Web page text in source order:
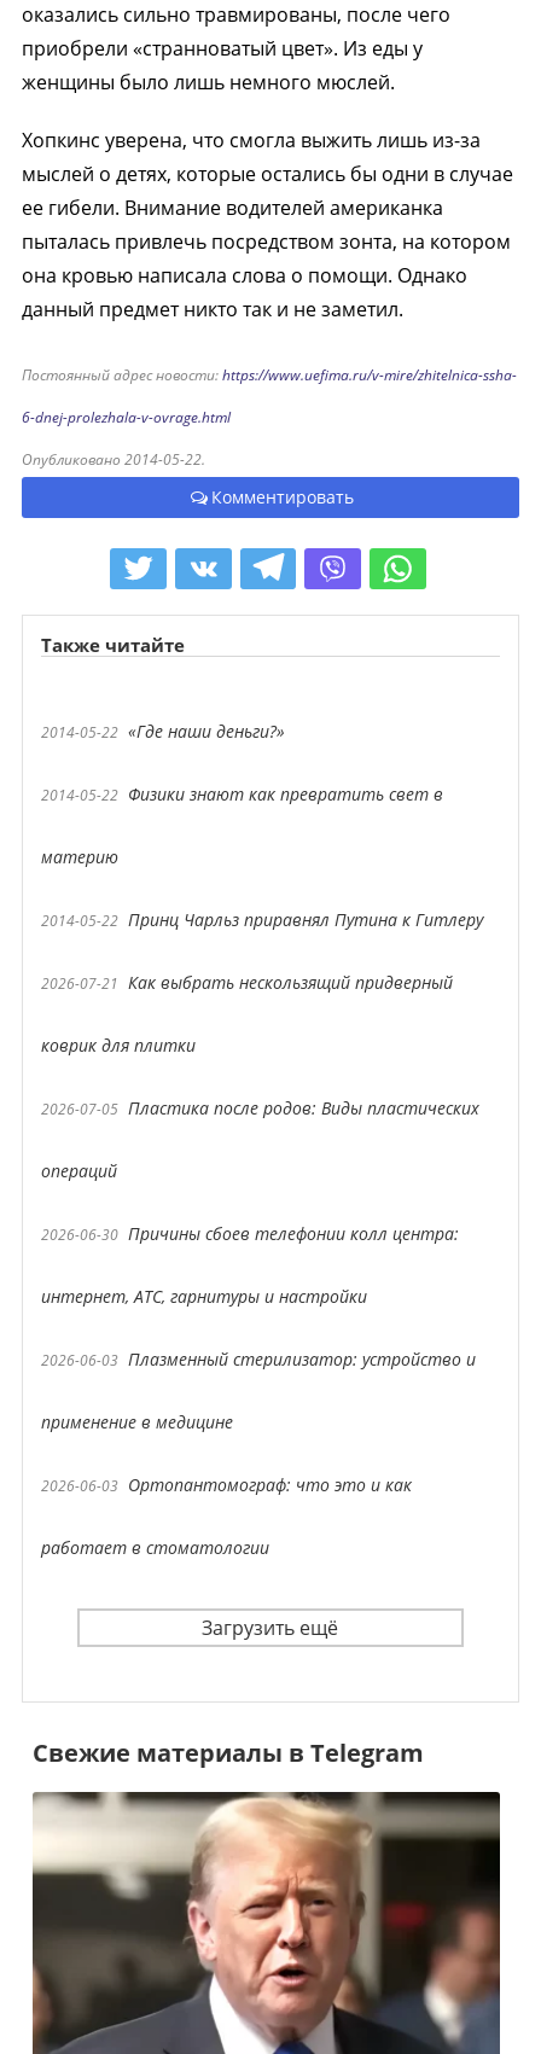
оказались сильно травмированы, после чего
приобрели «странноватый цвет». Из еды у
женщины было лишь немного мюслей.
Хопкинс уверена, что смогла выжить лишь из-за
мыслей о детях, которые остались бы одни в случае
ее гибели. Внимание водителей американка
пыталась привлечь посредством зонта, на котором
она кровью написала слова о помощи. Однако
данный предмет никто так и не заметил.
Постоянный адрес новости:https://www.uefima.ru/v-mire/zhitelnica-ssha-
6-dnej-prolezhala-v-ovrage.html
Опубликовано 2014-05-22.
Комментировать
Также читайте
2014-05-22 «Где наши деньги?»
2014-05-22 Физики знают как превратить свет в
материю
2014-05-22 Принц Чарльз приравнял Путина к Гитлеру
2026-07-21 Как выбрать нескользящий придверный
коврик для плитки
2026-07-05 Пластика после родов: Виды пластических
операций
2026-06-30 Причины сбоев телефонии колл центра:
интернет, АТС, гарнитуры и настройки
2026-06-03 Плазменный стерилизатор: устройство и
применение в медицине
2026-06-03 Ортопантомограф: что это и как
работает в стоматологии
Загрузить ещё
Свежие материалы в Telegram